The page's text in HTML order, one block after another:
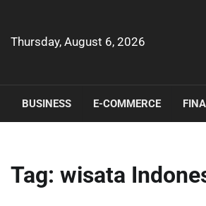
content
Thursday, August 6, 2026
BUSINESS E-COMMERCE
Tag: wisata